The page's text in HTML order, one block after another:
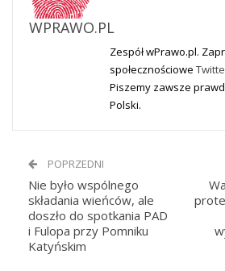
WPRAWO.PL
Zespół wPrawo.pl.
społecznościowe
Piszemy zawsze
Polski.
POPRZEDNI
Nie było wspólnego
składania wieńców, ale
doszło do spotkania PAD
i Fulopa przy Pomniku
Katyńskim